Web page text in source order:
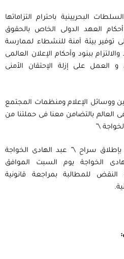
البحريينية باحترام التزاماتها
العهد الدولى الخاص بالحقوق
توفير بيئة آمنة للنشطاء لممارسة
ببنود وأحكام الإعلان العالمى
العمل على إزلة الإحتقان الأمنى
ووسائل الإعلام ومنظمات المجتمع
بالتضامن معنا فى حملتنا من
\”
بإطلاق سراح \” عبد الهادى الخواجة
الخواجة يوم السبت الموافق
النقض للمطالبة بمراجعة قانونية